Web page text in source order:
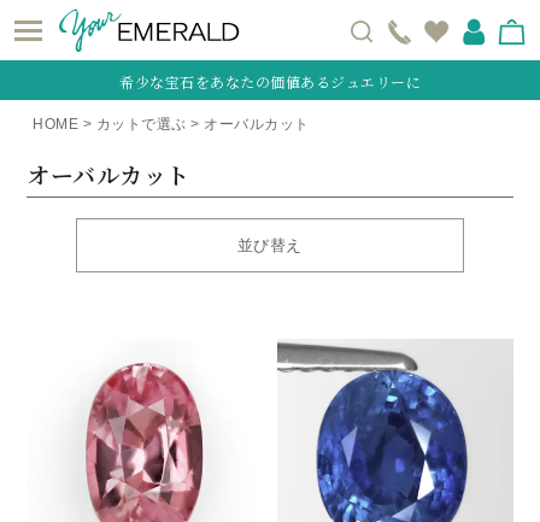
希少な宝石をあなたの価値あるジュエリーに
HOME カットで選ぶ オーバルカット
オーバルカット
並び替え